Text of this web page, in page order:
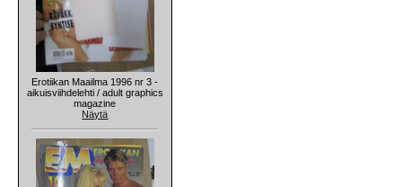
Erotiikan Maailma 1996 nr 3 -
aikuisviihdelehti / adult graphics
magazine
Näytä